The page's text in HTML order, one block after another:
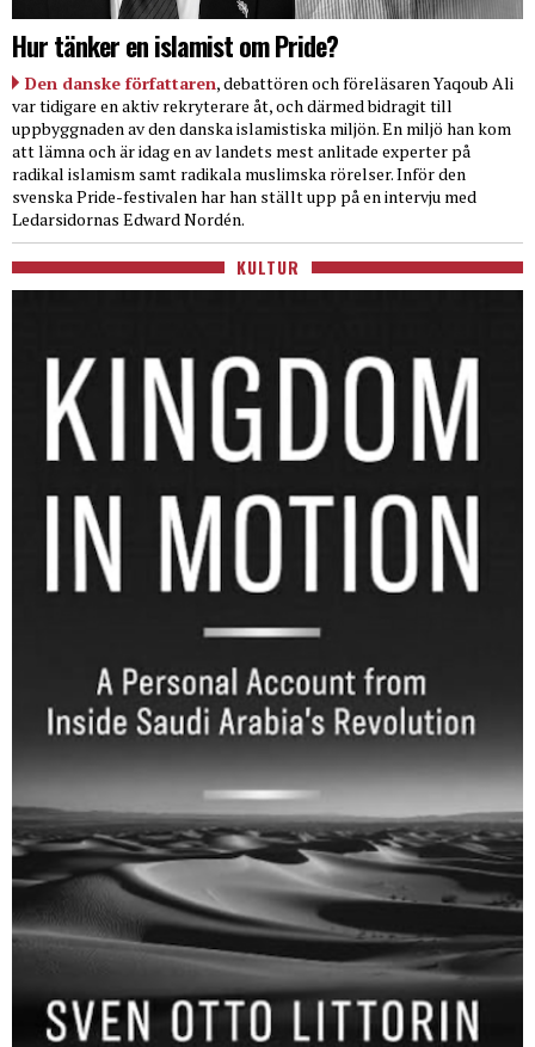
Hur tänker en islamist om Pride?
Den danske författaren, debattören och föreläsaren Yaqoub Ali
var tidigare en aktiv rekryterare åt, och därmed bidragit till
uppbyggnaden av den danska islamistiska miljön. En miljö han kom
att lämna och är idag en av landets mest anlitade experter på
radikal islamism samt radikala muslimska rörelser. Inför den
svenska Pride-festivalen har han ställt upp på en intervju med
Ledarsidornas Edward Nordén.
KULTUR